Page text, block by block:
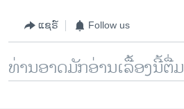
ແຊຣ໌ Follow us
ທ່ານອາດມັກອ່ານເລື້ອງນີ້ຕື່ມ